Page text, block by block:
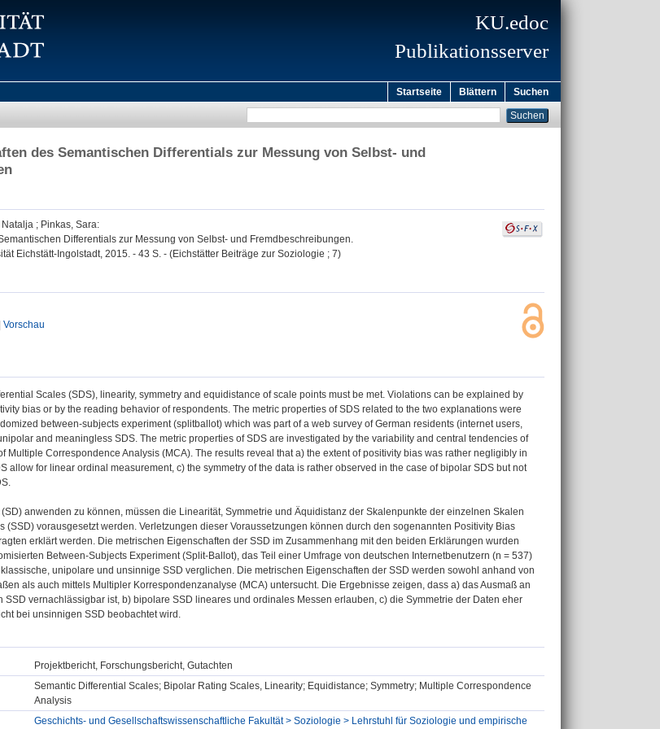
KU.edoc
Publikationsserver
Startseite Blättern Suchen
des Semantischen Differentials zur Messung von Selbst- und
Natalja ; Pinkas, Sara:
Differentials zur Messung von Selbst- und Fremdbeschreibungen.
Eichstätt-Ingolstadt, 2015. - 43 S. - (Eichstätter Beiträge zur Soziologie ; 7)
Vorschau
Scales (SDS), linearity, symmetry and equidistance of scale points must be met. Violations can be explained by
bias or by the reading behavior of respondents. The metric properties of SDS related to the two explanations were
between-subjects experiment (splitballot) which was part of a web survey of German residents (internet users,
and meaningless SDS. The metric properties of SDS are investigated by the variability and central tendencies of
Multiple Correspondence Analysis (MCA). The results reveal that a) the extent of positivity bias was rather negligibly in
allow for linear ordinal measurement, c) the symmetry of the data is rather observed in the case of bipolar SDS but not
anwenden zu können, müssen die Linearität, Symmetrie und Äquidistanz der Skalenpunkte der einzelnen Skalen
(SSD) vorausgesetzt werden. Verletzungen dieser Voraussetzungen können durch den sogenannten Positivity Bias
erklärt werden. Die metrischen Eigenschaften der SSD im Zusammenhang mit den beiden Erklärungen wurden
Between-Subjects Experiment (Split-Ballot), das Teil einer Umfrage von deutschen Internetbenutzern (n = 537)
unipolare und unsinnige SSD verglichen. Die metrischen Eigenschaften der SSD werden sowohl anhand von
als auch mittels Multipler Korrespondenzanalyse (MCA) untersucht. Die Ergebnisse zeigen, dass a) das Ausmaß an
SSD vernachlässigbar ist, b) bipolare SSD lineares und ordinales Messen erlauben, c) die Symmetrie der Daten eher
bei unsinnigen SSD beobachtet wird.
Projektbericht, Forschungsbericht, Gutachten
Semantic Differential Scales; Bipolar Rating Scales, Linearity; Equidistance; Symmetry; Multiple Correspondence
Analysis
Geschichts- und Gesellschaftswissenschaftliche Fakultät > Soziologie > Lehrstuhl für Soziologie und empirische